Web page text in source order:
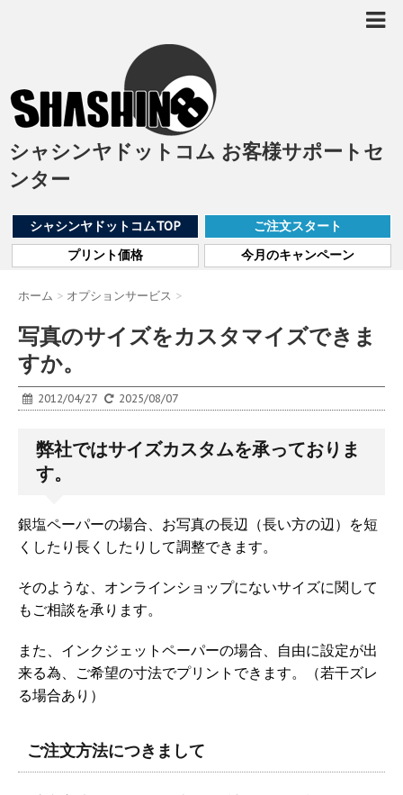
シャシンヤドットコム お客様サポートセ
ンター
シャシンヤドットコムTOP ご注文スタート
プリント価格 今月のキャンペーン
ホーム > オプションサービス >
写真のサイズをカスタマイズできま
すか。
2012/04/27 2025/08/07
弊社ではサイズカスタムを承っておりま
す。
銀塩ペーパーの場合、お写真の長辺（長い方の辺）を短
くしたり長くしたりして調整できます。
そのような、オンラインショップにないサイズに関して
もご相談を承ります。
また、インクジェットペーパーの場合、自由に設定が出
来る為、ご希望の寸法でプリントできます。（若干ズレ
る場合あり）
ご注文方法につきまして